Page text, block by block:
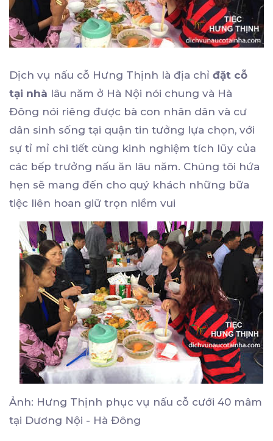
Dịch vụ nấu cỗ Hưng Thịnh là địa chỉ đặt cỗ
tại nhà lâu năm ở Hà Nội nói chung và Hà
Đông nói riêng được bà con nhân dân và cư
dân sinh sống tại quận tin tưởng lựa chọn, với
sự tỉ mỉ chi tiết cùng kinh nghiệm tích lũy của
các bếp trưởng nấu ăn lâu năm. Chúng tôi hứa
hẹn sẽ mang đến cho quý khách những bữa
tiệc liên hoan giữ trọn niềm vui
Ảnh: Hưng Thịnh phục vụ nấu cỗ cưới 40 mâm
tại Dương Nội - Hà Đông